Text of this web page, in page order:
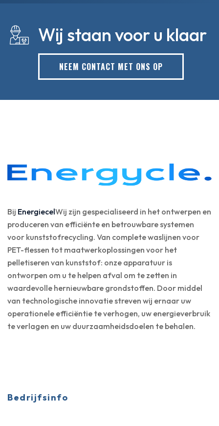
Wij staan voor u klaar
NEEM CONTACT MET ONS OP
Bij EnergiecelWij zijn gespecialiseerd in het ontwerpen en
produceren van efficiënte en betrouwbare systemen
voor kunststofrecycling. Van complete waslijnen voor
PET-flessen tot maatwerkoplossingen voor het
pelletiseren van kunststof: onze apparatuur is
ontworpen om u te helpen afval om te zetten in
waardevolle hernieuwbare grondstoffen. Door middel
van technologische innovatie streven wij ernaar uw
operationele efficiëntie te verhogen, uw energieverbruik
te verlagen en uw duurzaamheidsdoelen te behalen.
Bedrijfsinfo